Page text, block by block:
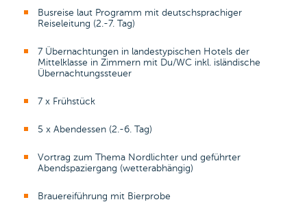
Busreise laut Programm mit deutschsprachiger
Reiseleitung (2.-7. Tag)
7 Übernachtungen in landestypischen Hotels der
Mittelklasse in Zimmern mit Du/WC inkl. isländische
Übernachtungssteuer
7 x Frühstück
5 x Abendessen (2.-6. Tag)
Vortrag zum Thema Nordlichter und geführter
Abendspaziergang (wetterabhängig)
Brauereiführung mit Bierprobe